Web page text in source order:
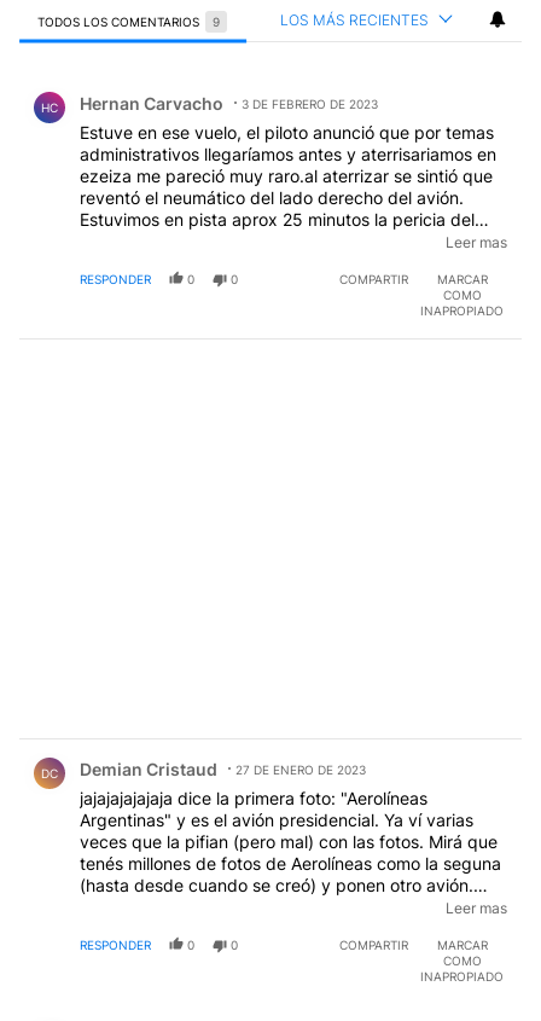
TODOS LOS COMENTARIOS 9 LOS MÁS RECIENTES
HC Hernan Carvacho 3 DE FEBRERO DE 2023
Estuve en ese vuelo, el piloto anunció que por temas
administrativos llegaríamos antes y aterrisariamos en
ezeiza me pareció muy raro.al aterrizar se sintió que
reventó el neumático del lado derecho del avión.
Estuvimos en pista aprox 25 minutos la pericia del
piloto permitió que ninguna tragedia pasara.A.A nos
día viernes siguiente a las 7 am. Despegamos apenas
llegaba la tormenta eléctrica a Buenos Aires esta
Leer mas
RESPONDER 0 0 COMPARTIR
MARCAR
COMO
INAPROPIADO
DC Demian Cristaud 27 DE ENERO DE 2023
jajajajajajaja dice la primera foto: "Aerolíneas
Argentinas" y es el avión presidencial. Ya ví varias
veces que la pifian (pero mal) con las fotos. Mirá que
tenés millones de fotos de Aerolíneas como la seguna
(hasta desde cuando se creó) y ponen otro avión.
deberían crearlo ya. Y no es solamente este diario,
son todos. Y ni hablar de los horrores ortográficos, eso
Leer mas
RESPONDER 0 0 COMPARTIR
MARCAR
COMO
INAPROPIADO